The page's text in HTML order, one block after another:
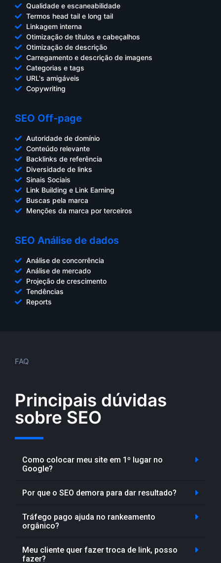
Qualidade e escaneabilidade
Termos head tail e long tail
Linkagem interna
Otimização de títulos e cabeçalhos
Otimização de descrição
Carregamento e descrição de imagens
Categorias e tags
URL's amigáveis
Copywriting
SEO Off-page
Autoridade de domínio
Conteúdo relevante
Backlinks de referência
Diversidade de links
Sinais Sociais
Link Building e Link Earning
Buscas pela marca
Menções da marca por terceiros
SEO Análise de dados
Análise de concorrência
Análise de mercado
Projeção de crescimento
Tendências
Reports
FAQ
Principais dúvidas
sobre SEO
Como colocar meu site em 1º lugar no
Google?
Por que o SEO demora para dar resultado?
Tráfego pago ajuda no rankeamento
orgânico?
Meu cliente quer fazer troca de link, posso
fazer?